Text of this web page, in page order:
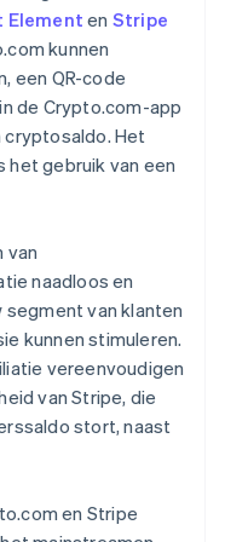
Elementen Stripe
kunnen
een QR-code
de Crypto.com-app
cryptosaldo. Het
het gebruik van een
van
naadloos en
segment van klanten
kunnen stimuleren.
vereenvoudigen
van Stripe, die
stort, naast
en Stripe